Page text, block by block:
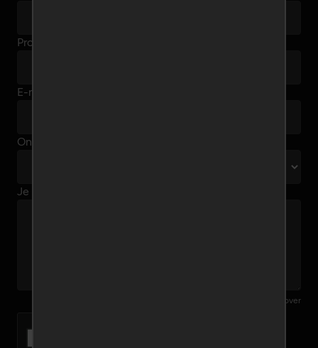
Profielnaam
E-mailadres
Onderwerp
Je bericht
1000 karakters over